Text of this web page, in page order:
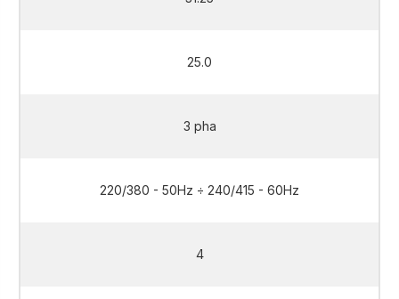
25.0
3 pha
220/380 - 50Hz ÷ 240/415 - 60Hz
4